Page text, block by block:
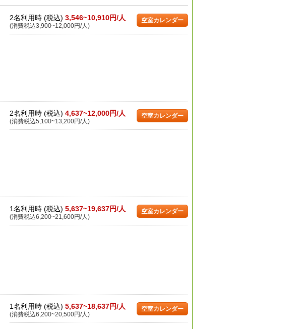
2名利用時 (税込) 3,546~10,910円/人
(消費税込3,900~12,000円/人)
空室カレンダー
2名利用時 (税込) 4,637~12,000円/人
(消費税込5,100~13,200円/人)
空室カレンダー
1名利用時 (税込) 5,637~19,637円/人
(消費税込6,200~21,600円/人)
空室カレンダー
1名利用時 (税込) 5,637~18,637円/人
(消費税込6,200~20,500円/人)
空室カレンダー